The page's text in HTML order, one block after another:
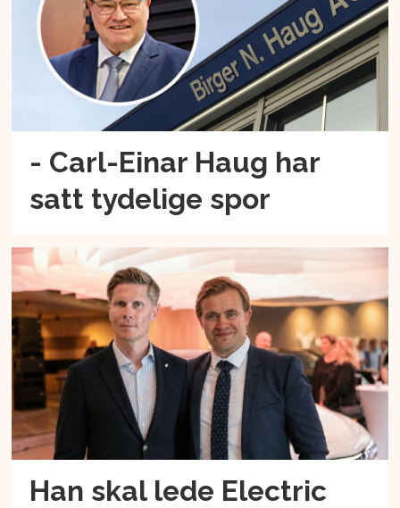
- Carl-Einar Haug har
satt tydelige spor
Han skal lede Electric